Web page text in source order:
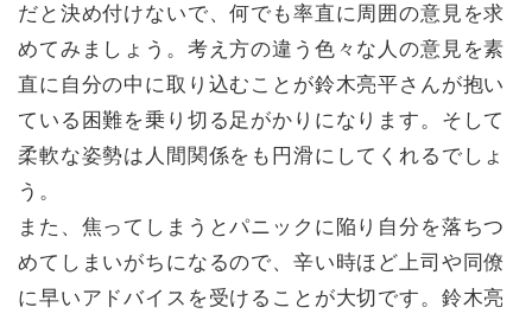
だと決め付けないで、何でも率直に周囲の意見を求
めてみましょう。考え方の違う色々な人の意見を素
直に自分の中に取り込むことが鈴木亮平さんが抱い
ている困難を乗り切る足がかりになります。そして
柔軟な姿勢は人間関係をも円滑にしてくれるでしょ
う。
また、焦ってしまうとパニックに陥り自分を落ちつ
めてしまいがちになるので、辛い時ほど上司や同僚
に早いアドバイスを受けることが大切です。鈴木亮